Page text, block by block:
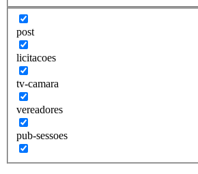
post
licitacoes
tv-camara
vereadores
pub-sessoes